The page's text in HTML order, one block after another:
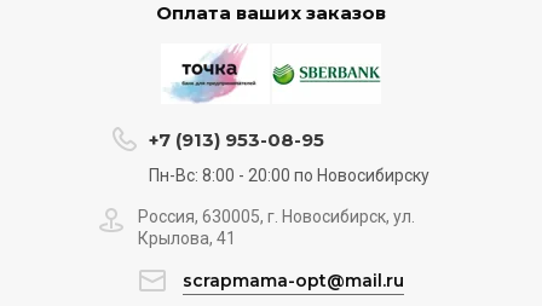
Оплата ваших заказов
+7 (913) 953-08-95
Пн-Вс: 8:00 - 20:00 по Новосибирску
Россия, 630005, г. Новосибирск, ул.
Крылова, 41
scrapmama-opt@mail.ru